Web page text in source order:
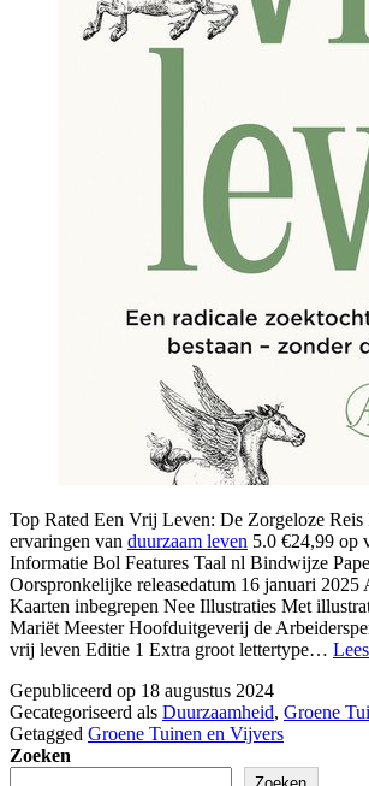
Top Rated Een Vrij Leven: De Zorgeloze Reis
ervaringen van duurzaam leven 5.0 €24,99 op
Informatie Bol Features Taal nl Bindwijze
Oorspronkelijke releasedatum 16 januari 2025
Kaarten inbegrepen Nee Illustraties Met
Mariët Meester Hoofduitgeverij de
vrij leven Editie 1 Extra groot lettertype…
Gepubliceerd op 18 augustus 2024
Gecategoriseerd als Duurzaamheid, Groene
Getagged Groene Tuinen en Vijvers
Zoeken